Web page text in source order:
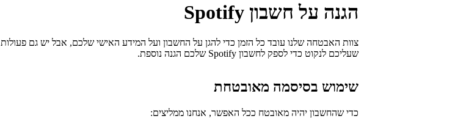
הגנה על חשבון Spotify
צוות האבטחה שלנו עובד כל הזמן כדי להגן על החשבון ועל המידע האישי שלכם, אבל יש גם פעולות
שעליכם לנקוט כדי לספק לחשבון Spotify שלכם הגנה נוספת.
שימוש בסיסמה מאובטחת
כדי שהחשבון יהיה מאובטח ככל האפשר, אנחנו ממליצים: